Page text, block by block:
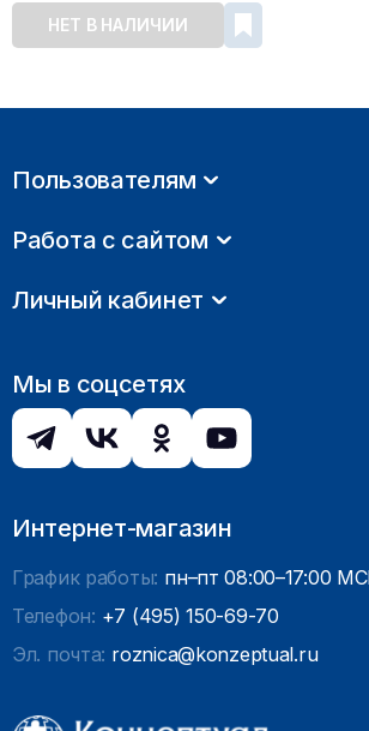
НЕТ В НАЛИЧИИ
Пользователям
Работа с сайтом
Личный кабинет
Мы в соцсетях
Интернет-магазин
График работы: пн–пт 08:00–17:00
Телефон: +7 (495) 150-69-70
Эл. почта: roznica@konzeptual.ru